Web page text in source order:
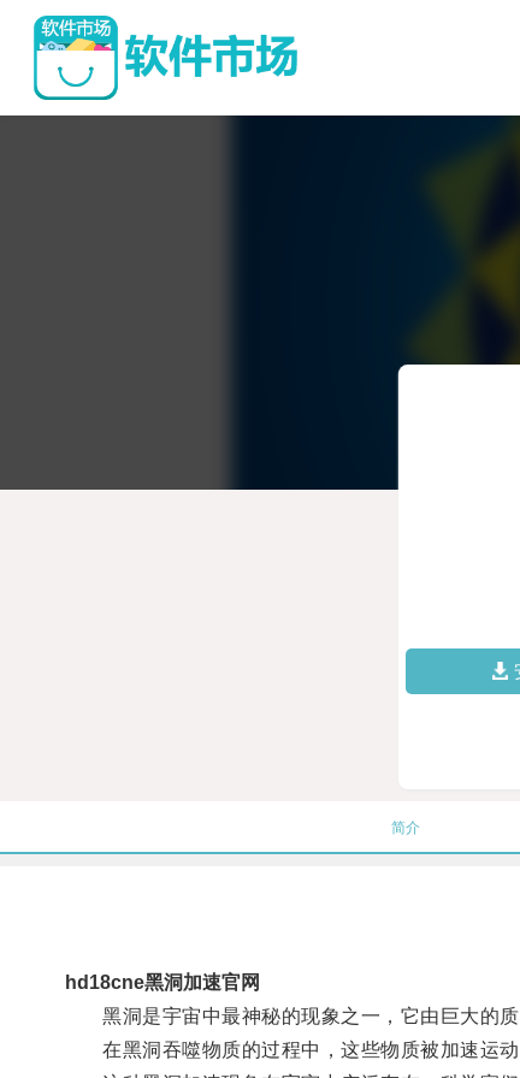
简介
hd18cne黑洞加速官网
黑洞是宇宙中最神秘的现象之一，它由巨大的质
在黑洞吞噬物质的过程中，这些物质被加速运动